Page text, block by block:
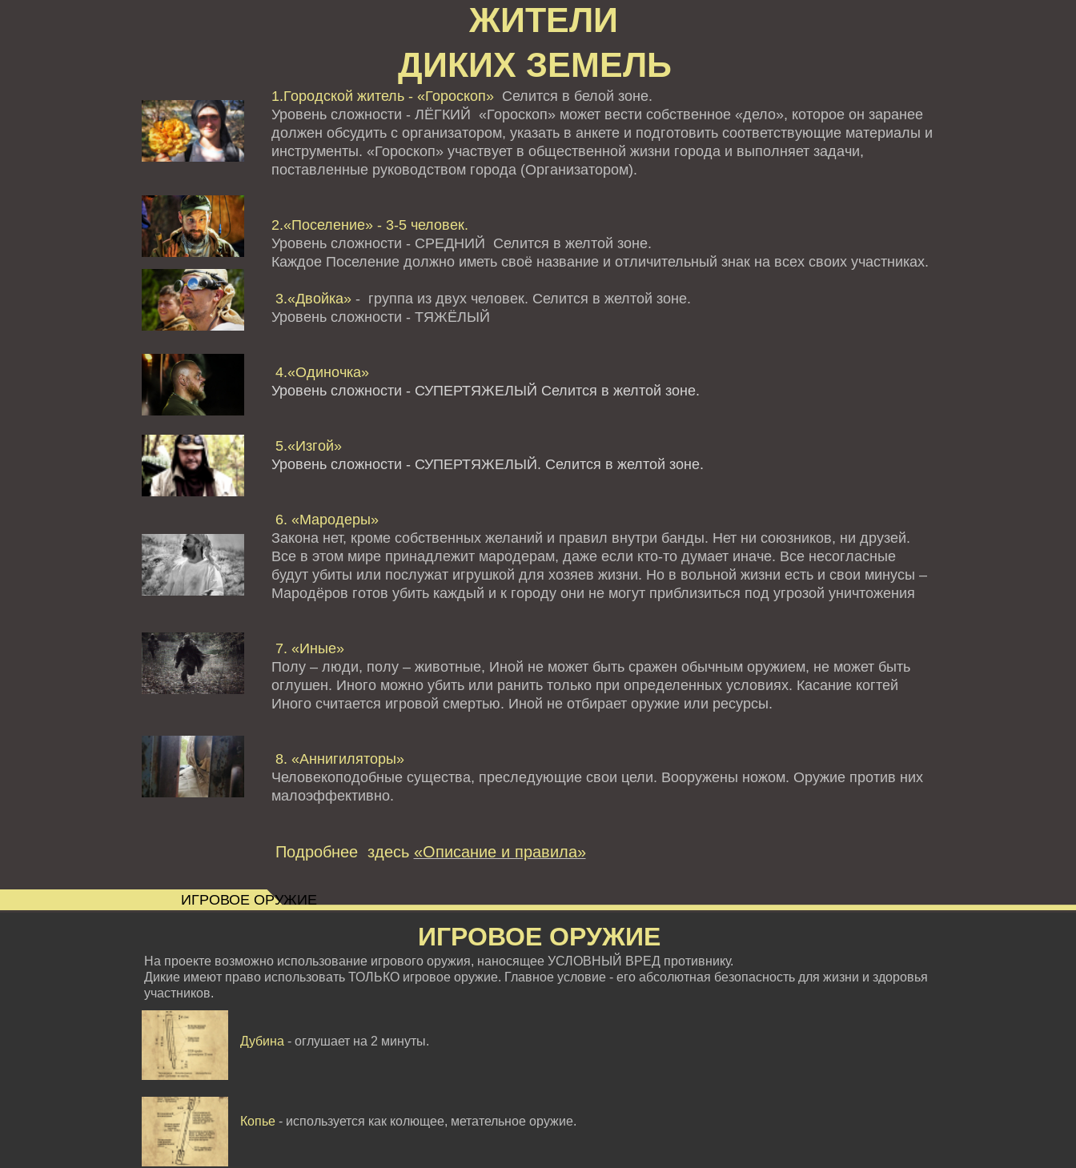
ЖИТЕЛИ
ДИКИХ ЗЕМЕЛЬ
1.Городской житель - «Гороскоп»Селится в белой зоне.
Уровень сложности - ЛЁГКИЙ «Гороскоп» может вести собственное «дело», которое он заранее
должен обсудить с организатором, указать в анкете и подготовить соответствующие материалы и
инструменты. «Гороскоп» участвует в общественной жизни города и выполняет задачи,
поставленные руководством города (Организатором).
2.«Поселение» - 3-5 человек.
Уровень сложности - СРЕДНИЙ Селится в желтой зоне.
Каждое Поселение должно иметь своё название и отличительный знак на всех своих участниках.
3.«Двойка»- группа из двух человек. Селится в желтой зоне.
Уровень сложности - ТЯЖЁЛЫЙ
4.«Одиночка»
Уровень сложности - СУПЕРТЯЖЕЛЫЙ Селится в желтой зоне.
5.«Изгой»
Уровень сложности - СУПЕРТЯЖЕЛЫЙ. Селится в желтой зоне.
6. «Мародеры»
Закона нет, кроме собственных желаний и правил внутри банды. Нет ни союзников, ни друзей.
Все в этом мире принадлежит мародерам, даже если кто-то думает иначе. Все несогласные
будут убиты или послужат игрушкой для хозяев жизни. Но в вольной жизни есть и свои минусы –
Мародёров готов убить каждый и к городу они не могут приблизиться под угрозой уничтожения
7. «Иные»
Полу – люди, полу – животные, Иной не может быть сражен обычным оружием, не может быть
оглушен. Иного можно убить или ранить только при определенных условиях. Касание когтей
Иного считается игровой смертью. Иной не отбирает оружие или ресурсы.
8. «Аннигиляторы»
Человекоподобные существа, преследующие свои цели. Вооружены ножом. Оружие против них
малоэффективно.
Подробнее здесь «Описание и правила»
ИГРОВОЕ ОРУЖИЕ
На проекте возможно использование игрового оружия, наносящее УСЛОВНЫЙ ВРЕД противнику.
Дикие имеют право использовать ТОЛЬКО игровое оружие. Главное условие - его абсолютная безопасность для жизни и здоровья
участников.
Дубина - оглушает на 2 минуты.
Копье - используется как колющее, метательное оружие.
ИГРОВОЕ ОРУЖИЕ